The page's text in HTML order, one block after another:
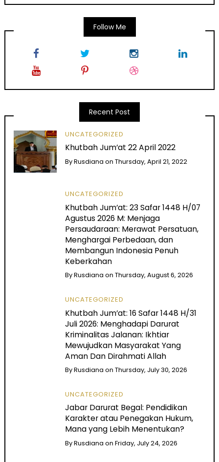
Follow Me
Recent Post
UNCATEGORIZED
Khutbah Jum’at 22 April 2022
ByRusdiana onThursday, April 21, 2022
UNCATEGORIZED
Khutbah Jum’at: 23 Safar 1448 H/07
Agustus 2026 M: Menjaga
Persaudaraan: Merawat Persatuan,
Menghargai Perbedaan, dan
Membangun Indonesia Penuh
Keberkahan
ByRusdiana onThursday, August 6, 2026
UNCATEGORIZED
Khutbah Jum’at: 16 Safar 1448 H/31
Juli 2026: Menghadapi Darurat
Kriminalitas Jalanan: Ikhtiar
Mewujudkan Masyarakat Yang
Aman Dan Dirahmati Allah
ByRusdiana onThursday, July 30, 2026
UNCATEGORIZED
Jabar Darurat Begal: Pendidikan
Karakter atau Penegakan Hukum,
Mana yang Lebih Menentukan?
ByRusdiana onFriday, July 24, 2026